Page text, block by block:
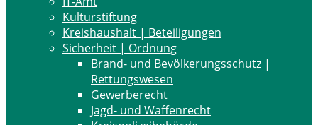
Kulturstiftung
Kreishaushalt | Beteiligungen
Sicherheit | Ordnung
Brand- und Bevölkerungsschutz |
Rettungswesen
Gewerberecht
Jagd- und Waffenrecht